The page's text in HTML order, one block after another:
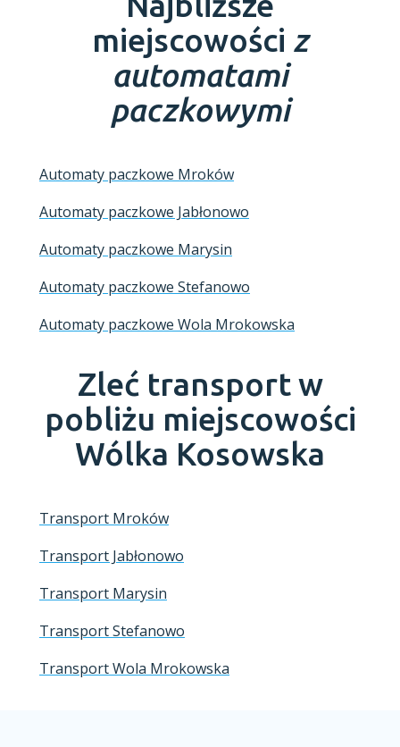
miejscowości z
automatami
paczkowymi
Automaty paczkowe Mroków
Automaty paczkowe Jabłonowo
Automaty paczkowe Marysin
Automaty paczkowe Stefanowo
Automaty paczkowe Wola Mrokowska
Zleć transport w
pobliżu miejscowości
Wólka Kosowska
Transport Mroków
Transport Jabłonowo
Transport Marysin
Transport Stefanowo
Transport Wola Mrokowska